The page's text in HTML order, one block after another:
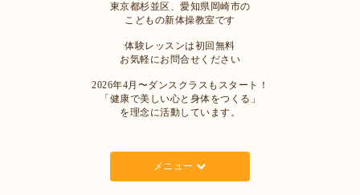
東京都杉並区、愛知県岡崎市の
こどもの新体操教室です
体験レッスンは初回無料
お気軽にお問合せください
2026年4月〜ダンスクラスもスタート！
「健康で美しい心と身体をつくる」
を理念に活動しています。
メニュー